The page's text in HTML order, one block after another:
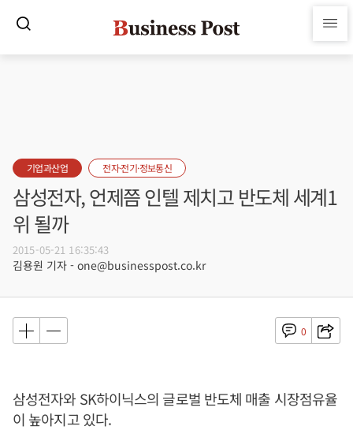
기업과산업 전자·전기·정보통신
삼성전자, 언제쯤 인텔 제치고 반도체 세계1
위 될까
2015-05-21 16:35:43
김용원 기자 - one@businesspost.co.kr
0
삼성전자와 SK하이닉스의 글로벌 반도체 매출 시장점유율
이 높아지고 있다.